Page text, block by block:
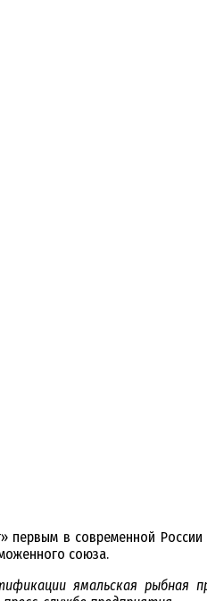
первым в современной
союза.
ямальская рыбная